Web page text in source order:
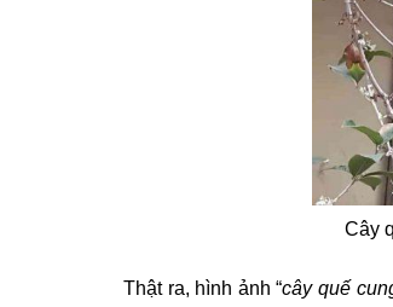
Cây
Thật ra, hình ảnh “cây quế